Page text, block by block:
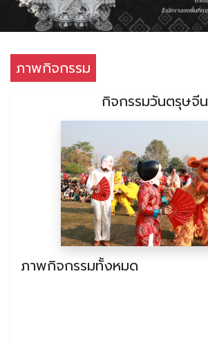
ภาพกิจกรรม
กิจกรรมวันตรุษจีน
ภาพกิจกรรมทั้งหมด